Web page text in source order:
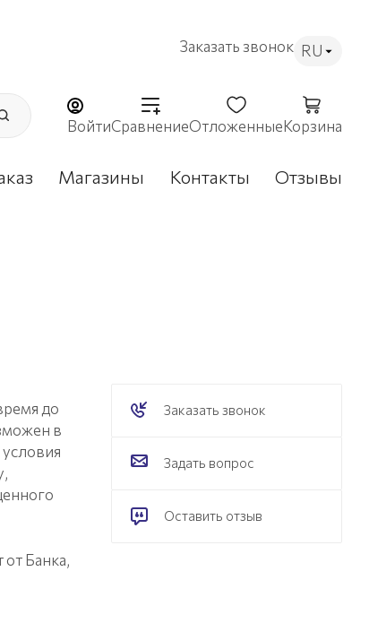
Заказать звонок RU
ВойтиСравнениеОтложенныеКорзина
Магазины Контакты Отзывы
до
в
Банка,
Заказать звонок
Задать вопрос
Оставить отзыв